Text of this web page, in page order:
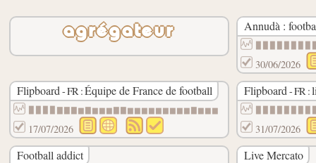
agrégateur Annudà :
30/06/2026
Flipboard - FR :Équipe de France de football
▉▉▉▉▇▇▇▆▇▆▆▆▇▇▆▆▆▆▆▆▆▆▆▇▆▆▆
17/07/2026
Flipboard - FR :
31/07/2026
Football addict Live Mercato